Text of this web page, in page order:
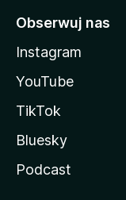
Obserwuj nas
Instagram
YouTube
TikTok
Bluesky
Podcast